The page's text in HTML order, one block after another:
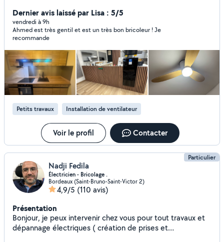
travaux avec du matériel professionnel. J'interviens pour
des petits comme des moyens travaux, avec un travail
propre, organisé et des finitions soignées. Je peux
notamment vous aider pour : * pose de lustres,
suspensions et luminaires * fixation de télé au mur * pose
de tringles à rideaux, étagères, cadres * montage de
meubles (tous types) * petits travaux de peinture * pose
de faïence * pose de crédence cuisine * habillage mural /
panneaux décoratifs * pose de carrelage * divers travaux
d'aménagement intérieur Je suis polyvalent : n'hésitez pas
à me demander, j'étudie tous types de travaux. Ponctuel,
respectueux de votre logement, je laisse toujours un
chantier propre après intervention. Disponible sur Lyon
centre et alentours.
Dernier avis laissé par Lisa : 5/5
vendredi à 9h
Ahmed est très gentil et est un très bon bricoleur ! Je
recommande
Petits travaux Installation de ventilateur
Voir le profil Contacter
Particulier
Nadji Fedila
Électricien - Bricolage .
Bordeaux (Saint-Bruno-Saint-Victor 2)
4,9/5 (110 avis)
Présentation
Bonjour, je peux intervenir chez vous pour tout travaux et
dépannage électriques ( création de prises et